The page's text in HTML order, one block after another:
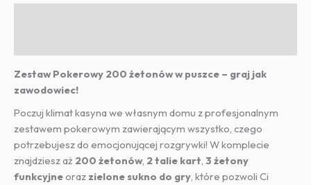
Zestaw Pokerowy 200 żetonów w puszce – graj jak
zawodowiec!
Poczuj klimat kasyna we własnym domu z profesjonalnym
zestawem pokerowym zawierającym wszystko, czego
potrzebujesz do emocjonującej rozgrywki! W komplecie
znajdziesz aż 200 żetonów, 2 talie kart, 3 żetony
funkcyjneoraz zielone sukno do gry, które pozwoli Ci